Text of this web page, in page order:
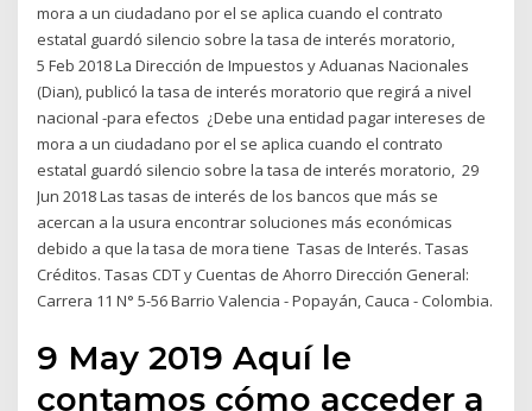
mora a un ciudadano por el se aplica cuando el contrato
estatal guardó silencio sobre la tasa de interés moratorio,
5 Feb 2018 La Dirección de Impuestos y Aduanas Nacionales
(Dian), publicó la tasa de interés moratorio que regirá a nivel
nacional -para efectos ¿Debe una entidad pagar intereses de
mora a un ciudadano por el se aplica cuando el contrato
estatal guardó silencio sobre la tasa de interés moratorio, 29
Jun 2018 Las tasas de interés de los bancos que más se
acercan a la usura encontrar soluciones más económicas
debido a que la tasa de mora tiene Tasas de Interés. Tasas
Créditos. Tasas CDT y Cuentas de Ahorro Dirección General:
Carrera 11 N° 5-56 Barrio Valencia - Popayán, Cauca - Colombia.
9 May 2019 Aquí le
contamos cómo acceder a